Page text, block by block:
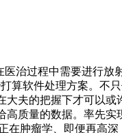
治过程中需要进行放
算软件处理方案。不
夫的把握下才可以或
质量的数据。率先实
在肿瘤学、即便再高